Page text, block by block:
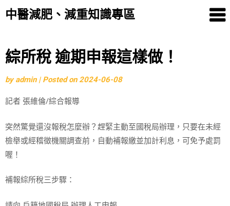
中醫減肥、減重知識專區
Skip
to
content
綜所稅 逾期申報這樣做！
byadmin | Posted on2024-06-08
記者 張維倫/綜合報導
突然驚覺還沒報稅怎麼辦？趕緊主動至國稅局辦理，只要在未經
檢舉或經稽徵機關調查前，自動補報繳並加計利息，可免予處罰
喔！
補報綜所稅三步驟：